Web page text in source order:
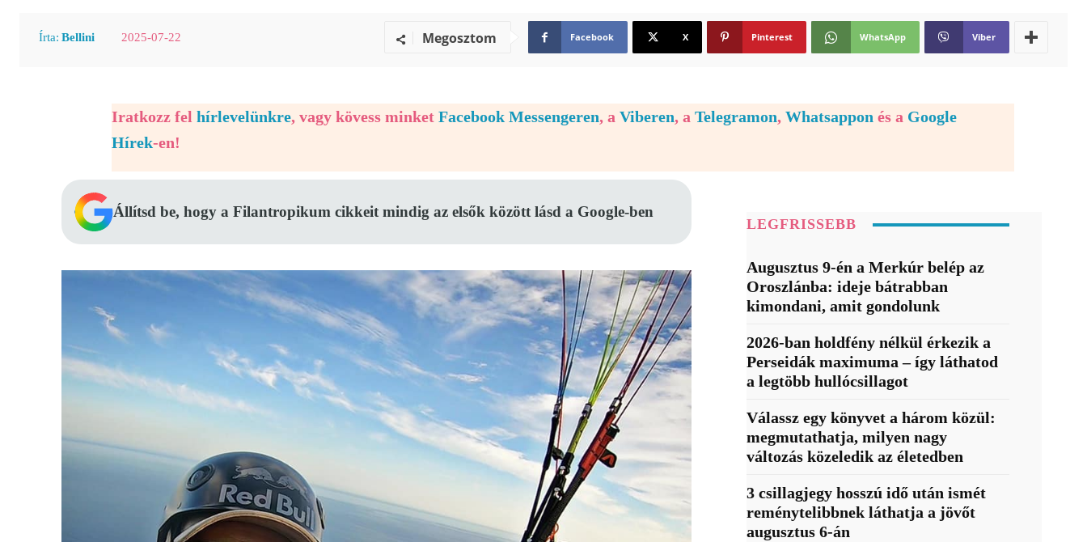
Írta: Bellini 2025-07-22 Megosztom Facebook X Pinterest WhatsApp Viber
Iratkozz fel hírlevelünkre, vagy kövess minket Facebook Messengeren, a Viberen, a Telegramon, Whatsappon és a Google
Hírek-en!
Állítsd be, hogy a Filantropikum cikkeit mindig az elsők között lásd a Google-ben
LEGFRISSEBB
Augusztus 9-én a Merkúr belép az
Oroszlánba: ideje bátrabban
kimondani, amit gondolunk
2026-ban holdfény nélkül érkezik a
Perseidák maximuma – így láthatod
a legtöbb hullócsillagot
Válassz egy könyvet a három közül:
megmutathatja, milyen nagy
változás közeledik az életedben
3 csillagjegy hosszú idő után ismét
reménytelibbnek láthatja a jövőt
augusztus 6-án